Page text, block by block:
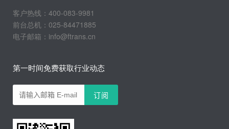
客户热线：400-083-9981
前台总机：025-84471885
电子邮箱：info@ftrans.cn
第一时间免费获取行业动态